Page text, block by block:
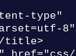
type"
title>